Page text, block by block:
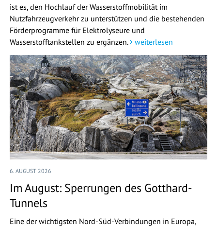
ist es, den Hochlauf der Wasserstoffmobilität im
Nutzfahrzeugverkehr zu unterstützen und die bestehenden
Förderprogramme für Elektrolyseure und
Wasserstofftankstellen zu ergänzen.
weiterlesen
6. AUGUST 2026
Im August: Sperrungen des Gotthard-
Tunnels
Eine der wichtigsten Nord-Süd-Verbindungen in Europa,